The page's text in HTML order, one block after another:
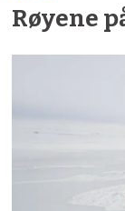
Røyene